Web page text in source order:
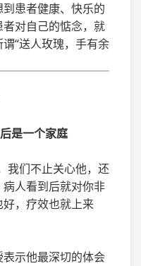
患者健康、快乐的
对自己的惦念，就
“送人玫瑰，手有余
是一个家庭
我们不止关心他，还
人看到后就对你非
，疗效也就上来
示他最深切的体会